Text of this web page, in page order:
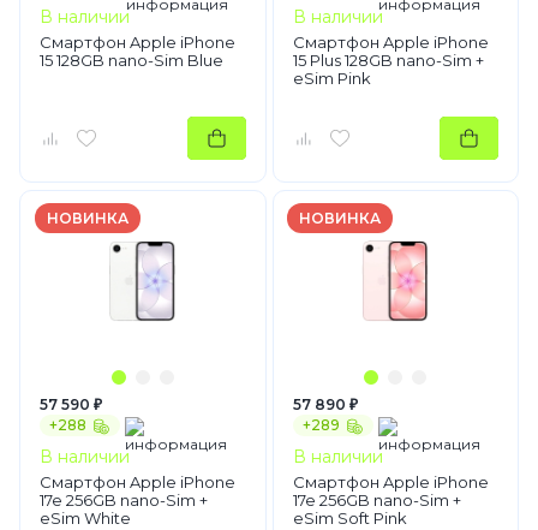
В наличии
Смартфон Apple iPhone
15 128GB nano-Sim Blue
В наличии
Смартфон Apple iPhone
15 Plus 128GB nano-Sim +
eSim Pink
НОВИНКА
57 590 ₽
+288
В наличии
Смартфон Apple iPhone
17e 256GB nano-Sim +
eSim White
НОВИНКА
57 890 ₽
+289
В наличии
Смартфон Apple iPhone
17e 256GB nano-Sim +
eSim Soft Pink